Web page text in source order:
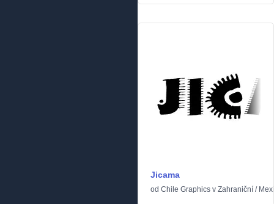
Jicama
od Chile Graphics v Zahraniční /